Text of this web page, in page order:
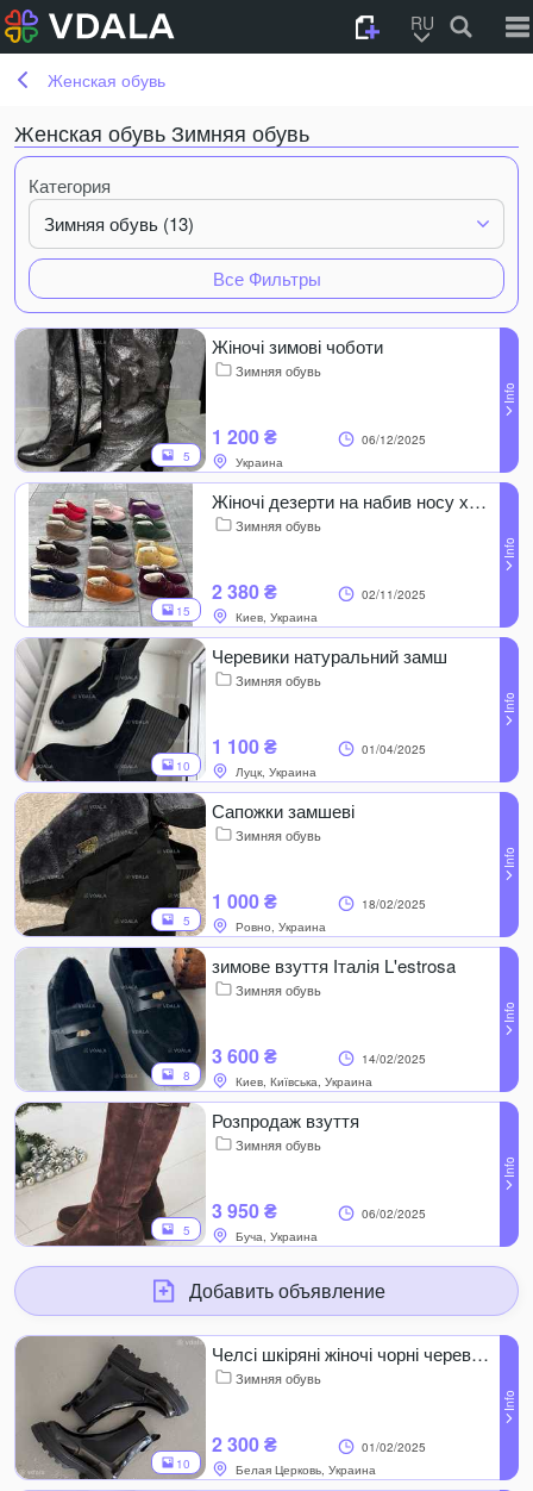
RU
Женская обувь
Женская обувь Зимняя обувь
Категория
Зимняя обувь (13)
Все Фильтры
5
Жіночі зимові чоботи
Зимняя обувь
1 200 ₴
06/12/2025
Украина
15
Жіночі дезерти на набив носу хутрі вівці, жіночі черевики
Зимняя обувь
2 380 ₴
02/11/2025
Киев, Украина
10
Черевики натуральний замш
Зимняя обувь
1 100 ₴
01/04/2025
Луцк, Украина
5
Сапожки замшеві
Зимняя обувь
1 000 ₴
18/02/2025
Ровно, Украина
8
зимове взуття Італія L'estrosa
Зимняя обувь
3 600 ₴
14/02/2025
Киев, Київська, Украина
5
Розпродаж взуття
Зимняя обувь
3 950 ₴
06/02/2025
Буча, Украина
Добавить объявление
10
Челсі шкіряні жіночі чорні черевики зима
Зимняя обувь
2 300 ₴
01/02/2025
Белая Церковь, Украина